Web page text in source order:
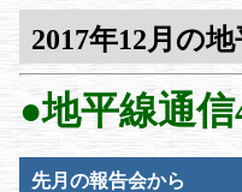
2017年12月の
●地平線通信
先月の報告会から